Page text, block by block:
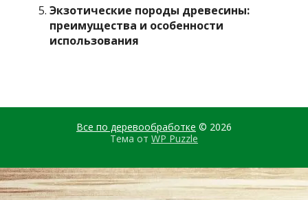
Экзотические породы древесины:
преимущества и особенности
использования
Все по деревообработке © 2026
Тема от WP Puzzle